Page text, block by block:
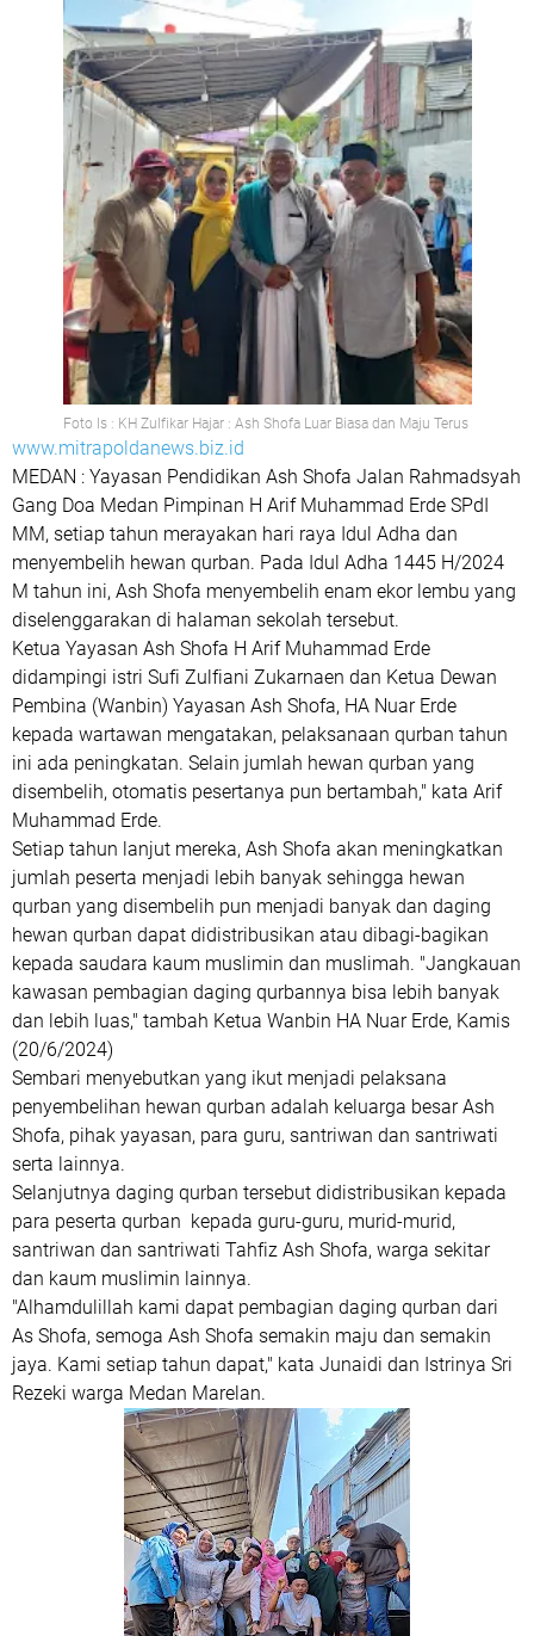
Foto Is : KH Zulfikar Hajar : Ash Shofa Luar Biasa dan Maju Terus
www.mitrapoldanews.biz.id
MEDAN : Yayasan Pendidikan Ash Shofa Jalan Rahmadsyah
Gang Doa Medan Pimpinan H Arif Muhammad Erde SPdI
MM, setiap tahun merayakan hari raya Idul Adha dan
menyembelih hewan qurban. Pada Idul Adha 1445 H/2024
M tahun ini, Ash Shofa menyembelih enam ekor lembu yang
diselenggarakan di halaman sekolah tersebut.
Ketua Yayasan Ash Shofa H Arif Muhammad Erde
didampingi istri Sufi Zulfiani Zukarnaen dan Ketua Dewan
Pembina (Wanbin) Yayasan Ash Shofa, HA Nuar Erde
kepada wartawan mengatakan, pelaksanaan qurban tahun
ini ada peningkatan. Selain jumlah hewan qurban yang
disembelih, otomatis pesertanya pun bertambah," kata Arif
Muhammad Erde.
Setiap tahun lanjut mereka, Ash Shofa akan meningkatkan
jumlah peserta menjadi lebih banyak sehingga hewan
qurban yang disembelih pun menjadi banyak dan daging
hewan qurban dapat didistribusikan atau dibagi-bagikan
kepada saudara kaum muslimin dan muslimah. "Jangkauan
kawasan pembagian daging qurbannya bisa lebih banyak
dan lebih luas," tambah Ketua Wanbin HA Nuar Erde, Kamis
(20/6/2024)
Sembari menyebutkan yang ikut menjadi pelaksana
penyembelihan hewan qurban adalah keluarga besar Ash
Shofa, pihak yayasan, para guru, santriwan dan santriwati
serta lainnya.
Selanjutnya daging qurban tersebut didistribusikan kepada
para peserta qurban kepada guru-guru, murid-murid,
santriwan dan santriwati Tahfiz Ash Shofa, warga sekitar
dan kaum muslimin lainnya.
"Alhamdulillah kami dapat pembagian daging qurban dari
As Shofa, semoga Ash Shofa semakin maju dan semakin
jaya. Kami setiap tahun dapat," kata Junaidi dan Istrinya Sri
Rezeki warga Medan Marelan.